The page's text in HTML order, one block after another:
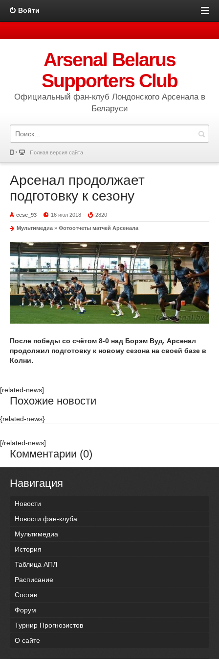
Войти
Arsenal Belarus
Supporters Club
Официальный фан-клуб Лондонского Арсенала в
Беларуси
Полная версия сайта
Арсенал продолжает
подготовку к сезону
cesc_93 16 июл 2018 2820
Мультимедиа » Фотоотчеты матчей Арсенала
После победы со счётом 8-0 над Борэм Вуд, Арсенал
продолжил подготовку к новому сезона на своей базе в
Колни.
[related-news]
Похожие новости
{related-news}
[/related-news]
Комментарии (0)
Навигация
Новости
Новости фан-клуба
Мультимедиа
История
Таблица АПЛ
Расписание
Состав
Форум
Турнир Прогнозистов
О сайте